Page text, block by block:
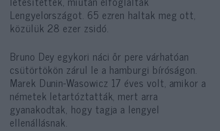
Lengyelországot. 65 ezren haltak meg ott,
közülük 28 ezer zsidó.
Bruno Dey egykori náci őr pere várhatóan
csütörtökön zárul le a hamburgi bíróságon.
Marek Dunin-Wasowicz 17 éves volt, amikor a
németek letartóztatták, mert arra
gyanakodtak, hogy tagja a lengyel
ellenállásnak.